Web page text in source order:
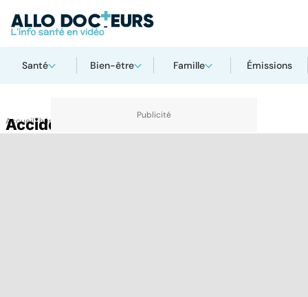
Santé Bien-être Famille Émissions
AccueilThématiques
Accident cérébrovasculaire